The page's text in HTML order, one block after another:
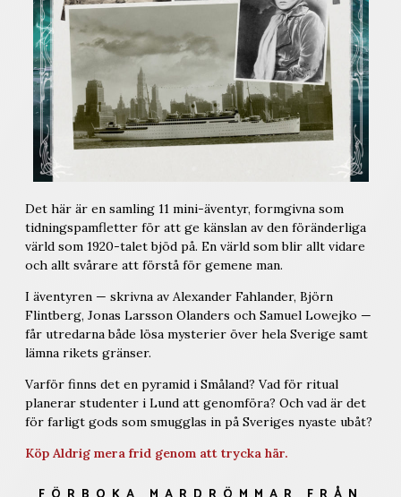
Det här är en samling 11 mini-äventyr, formgivna som
tidningspamfletter för att ge känslan av den föränderliga
värld som 1920-talet bjöd på. En värld som blir allt vidare
och allt svårare att förstå för gemene man.
I äventyren — skrivna av Alexander Fahlander, Björn
Flintberg, Jonas Larsson Olanders och Samuel Lowejko —
får utredarna både lösa mysterier över hela Sverige samt
lämna rikets gränser.
Varför finns det en pyramid i Småland? Vad för ritual
planerar studenter i Lund att genomföra? Och vad är det
för farligt gods som smugglas in på Sveriges nyaste ubåt?
Köp Aldrig mera frid genom att trycka här.